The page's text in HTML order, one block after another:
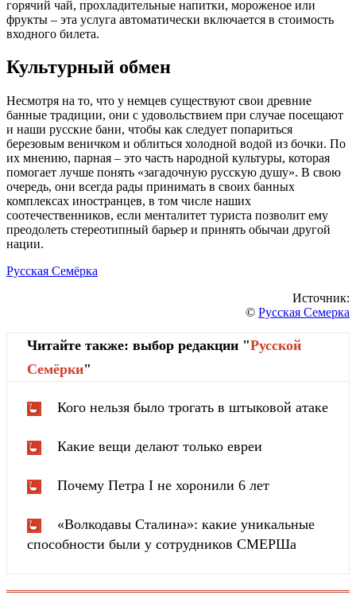
горячий чай, прохладительные напитки, мороженое или
фрукты – эта услуга автоматически включается в стоимость
входного билета.
Культурный обмен
Несмотря на то, что у немцев существуют свои древние
банные традиции, они с удовольствием при случае посещают
и наши русские бани, чтобы как следует попариться
березовым веничком и облиться холодной водой из бочки. По
их мнению, парная – это часть народной культуры, которая
помогает лучше понять «загадочную русскую душу». В свою
очередь, они всегда рады принимать в своих банных
комплексах иностранцев, в том числе наших
соотечественников, если менталитет туриста позволит ему
преодолеть стереотипный барьер и принять обычаи другой
нации.
Русская Семёрка
Источник:
© Русская Семерка
Читайте также: выбор редакции "Русской
Cемёрки"
Кого нельзя было трогать в штыковой атаке
Какие вещи делают только евреи
Почему Петра I не хоронили 6 лет
«Волкодавы Сталина»: какие уникальные
способности были у сотрудников СМЕРШа